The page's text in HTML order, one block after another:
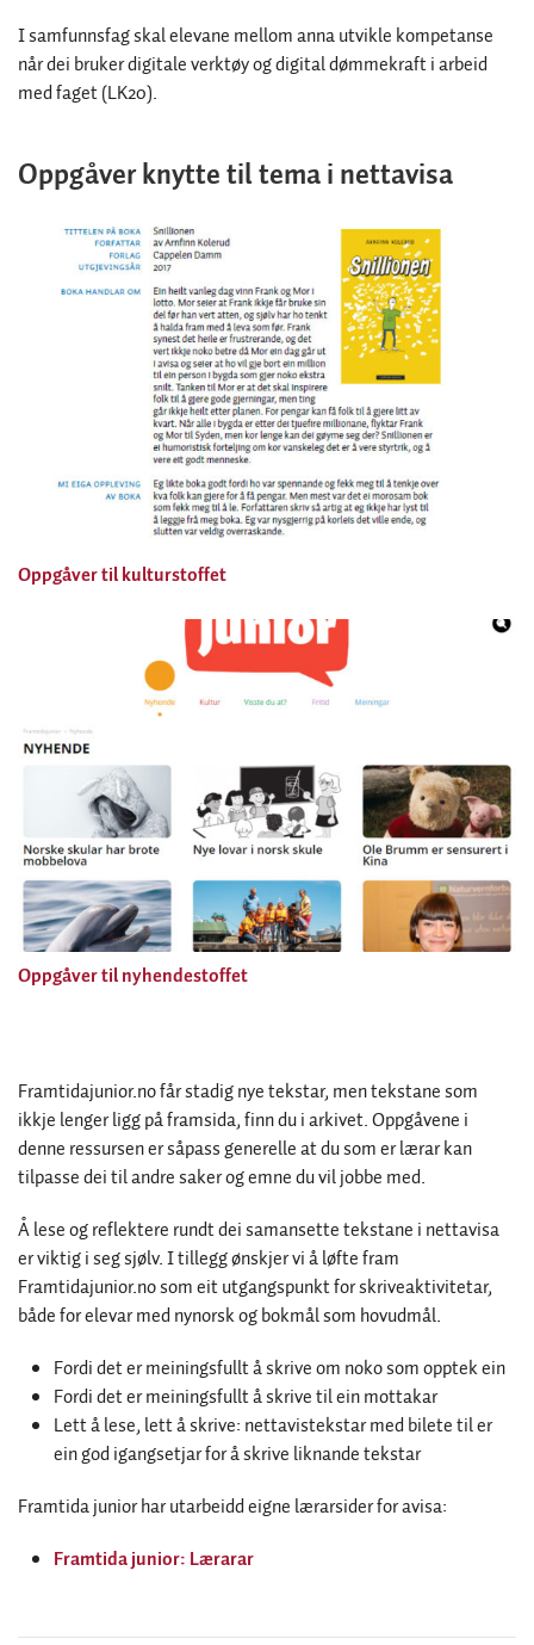
I samfunnsfag skal elevane mellom anna utvikle kompetanse
når dei bruker digitale verktøy og digital dømmekraft i arbeid
med faget (LK20).
Oppgåver knytte til tema i nettavisa
Oppgåver til kulturstoffet
Oppgåver til nyhendestoffet
Framtidajunior.no får stadig nye tekstar, men tekstane som
ikkje lenger ligg på framsida, finn du i arkivet. Oppgåvene i
denne ressursen er såpass generelle at du som er lærar kan
tilpasse dei til andre saker og emne du vil jobbe med.
Å lese og reflektere rundt dei samansette tekstane i nettavisa
er viktig i seg sjølv. I tillegg ønskjer vi å løfte fram
Framtidajunior.no som eit utgangspunkt for skriveaktivitetar,
både for elevar med nynorsk og bokmål som hovudmål.
Fordi det er meiningsfullt å skrive om noko som opptek ein
Fordi det er meiningsfullt å skrive til ein mottakar
Lett å lese, lett å skrive: nettavistekstar med bilete til er
ein god igangsetjar for å skrive liknande tekstar
Framtida junior har utarbeidd eigne lærarsider for avisa:
Framtida junior: Lærarar